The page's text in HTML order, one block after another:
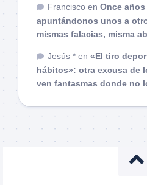
Francisco en Once
apuntándonos unos a
mismas falacias, misma
Jesús * en «El tiro
hábitos»: otra excusa de
ven fantasmas donde no